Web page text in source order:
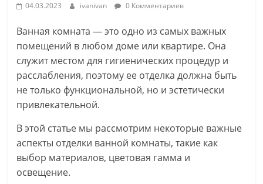
04.03.2023 ivanivan 0 Комментариев
Ванная комната — это одно из самых важных
помещений в любом доме или квартире. Она
служит местом для гигиенических процедур и
расслабления, поэтому ее отделка должна быть
не только функциональной, но и эстетически
привлекательной.
В этой статье мы рассмотрим некоторые важные
аспекты отделки ванной комнаты, такие как
выбор материалов, цветовая гамма и
освещение.